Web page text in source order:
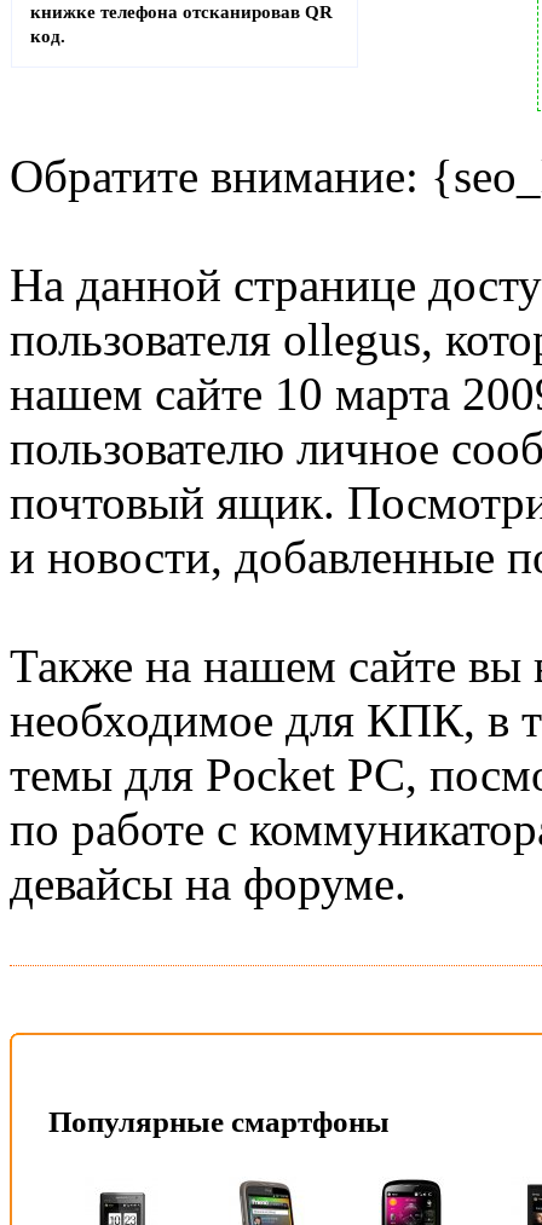
книжке телефона отсканировав QR
код.
Обратите внимание:
На данной странице
пользователя ollegus,
нашем сайте 10 марта
пользователю личное
почтовый ящик.
и новости, добавленные
Также на нашем сайте вы
необходимое для КПК, в
темы для Pocket PC,
по работе с
девайсы на форуме.
Популярные смартфоны